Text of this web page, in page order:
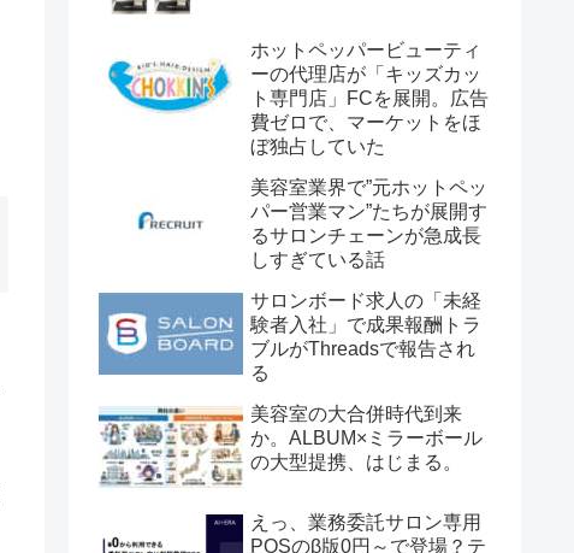
ホットペッパービューティ
ーの代理店が「キッズカッ
ト専門店」FCを展開。広告
費ゼロで、マーケットをほ
ぼ独占していた
美容室業界で”元ホットペッ
パー営業マン”たちが展開す
るサロンチェーンが急成長
しすぎている話
サロンボード求人の「未経
験者入社」で成果報酬トラ
ブルがThreadsで報告され
る
美容室の大合併時代到来
か。ALBUM×ミラーボール
の大型提携、はじまる。
えっ、業務委託サロン専用
POSのβ版0円～で登場？テ